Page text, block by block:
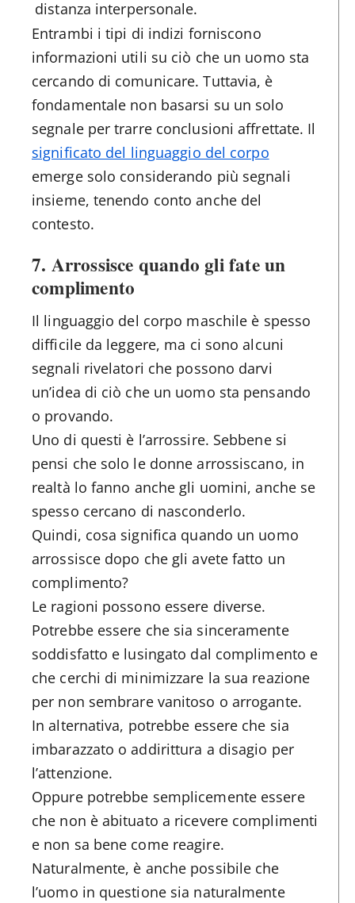
distanza interpersonale.
Entrambi i tipi di indizi forniscono
informazioni utili su ciò che un uomo sta
cercando di comunicare. Tuttavia, è
fondamentale non basarsi su un solo
segnale per trarre conclusioni affrettate. Il
significato del linguaggio del corpo
emerge solo considerando più segnali
insieme, tenendo conto anche del
contesto.
7. Arrossisce quando gli fate un
complimento
Il linguaggio del corpo maschile è spesso
difficile da leggere, ma ci sono alcuni
segnali rivelatori che possono darvi
un’idea di ciò che un uomo sta pensando
o provando.
Uno di questi è l’arrossire. Sebbene si
pensi che solo le donne arrossiscano, in
realtà lo fanno anche gli uomini, anche se
spesso cercano di nasconderlo.
Quindi, cosa significa quando un uomo
arrossisce dopo che gli avete fatto un
complimento?
Le ragioni possono essere diverse.
Potrebbe essere che sia sinceramente
soddisfatto e lusingato dal complimento e
che cerchi di minimizzare la sua reazione
per non sembrare vanitoso o arrogante.
In alternativa, potrebbe essere che sia
imbarazzato o addirittura a disagio per
l’attenzione.
Oppure potrebbe semplicemente essere
che non è abituato a ricevere complimenti
e non sa bene come reagire.
Naturalmente, è anche possibile che
l’uomo in questione sia naturalmente